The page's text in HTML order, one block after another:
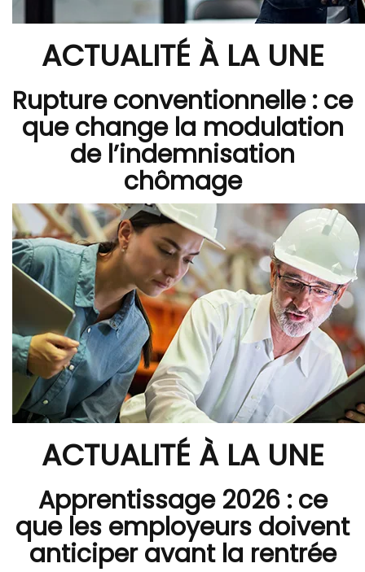
ACTUALITÉ À LA UNE
Rupture conventionnelle : ce
que change la modulation
de l’indemnisation
chômage
ACTUALITÉ À LA UNE
Apprentissage 2026 : ce
que les employeurs doivent
anticiper avant la rentrée